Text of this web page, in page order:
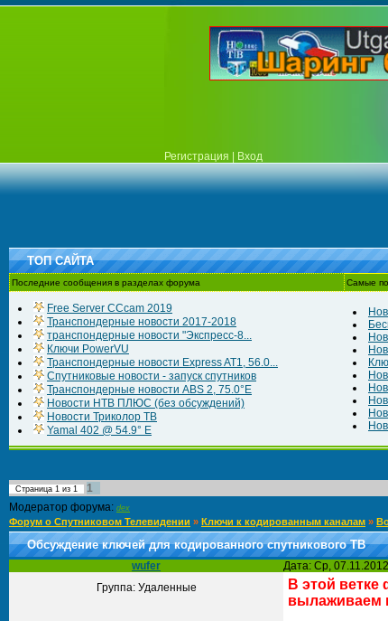
Регистрация Вход
ТОП САЙТА
Последние сообщения в разделах форума Самые
Free Server CCcam 2019
Транспондерные новости 2017-2018
транспондерные новости "Экспресс-8...
Ключи PowerVU
Транспондерные новости Express AT1, 56.0...
Спутниковые новости - запуск спутников
Транспондерные новости ABS 2, 75.0°E
Новости НТВ ПЛЮС (без обсуждений)
Новости Триколор ТВ
Yamal 402 @ 54.9° E
Страница 1 из 1
1
Модератор форума: dex
Форум о Спутниковом Телевидении » Ключи к кодированным каналам »
Обсуждение ключей для кодированного спутникового ТВ
wufer Дата: Ср,
Группа: Удаленные
В этой
вылаживаем